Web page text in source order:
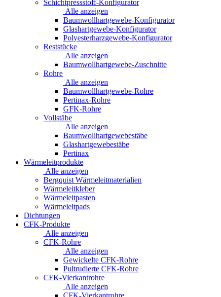
Schichtpressstoff-Konfigurator
Alle anzeigen
Baumwollhartgewebe-Konfigurator
Glashartgewebe-Konfigurator
Polyesterharzgewebe-Konfigurator
Reststücke
Alle anzeigen
Baumwollhartgewebe-Zuschnitte
Rohre
Alle anzeigen
Baumwollhartgewebe-Rohre
Pertinax-Rohre
GFK-Rohre
Vollstäbe
Alle anzeigen
Baumwollhartgewebestäbe
Glashartgewebestäbe
Pertinax
Wärmeleitprodukte
Alle anzeigen
Bergquist Wärmeleitmaterialien
Wärmeleitkleber
Wärmeleitpasten
Wärmeleitpads
Dichtungen
CFK-Produkte
Alle anzeigen
CFK-Rohre
Alle anzeigen
Gewickelte CFK-Rohre
Pultrudierte CFK-Rohre
CFK-Vierkantrohre
Alle anzeigen
CFK-Vierkantrohre